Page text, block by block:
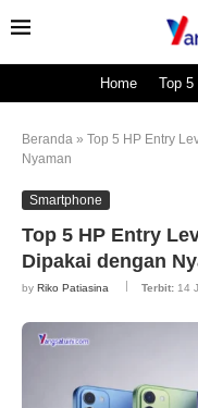
Home Top
Beranda » Top 5 HP Entry
Nyaman
Smartphone
Top 5 HP Entry
Dipakai dengan
by Riko Patiasina Terbit: 14